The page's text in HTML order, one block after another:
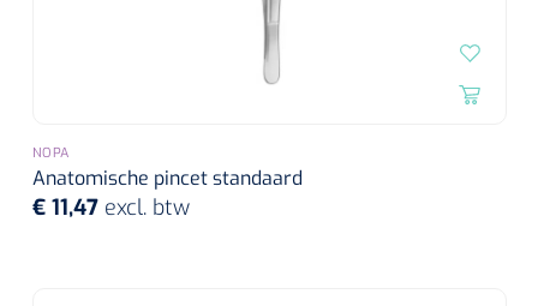
NOPA
Anatomische pincet standaard
€ 11,47 excl. btw